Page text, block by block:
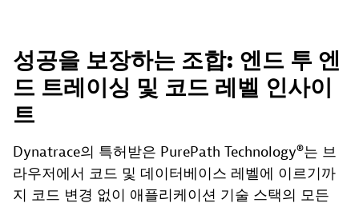
성공을 보장하는 조합: 엔드 투 엔
드 트레이싱 및 코드 레벨 인사이
트
Dynatrace의 특허받은 PurePath Technology®는 브
라우저에서 코드 및 데이터베이스 레벨에 이르기까
지 코드 변경 없이 애플리케이션 기술 스택의 모든